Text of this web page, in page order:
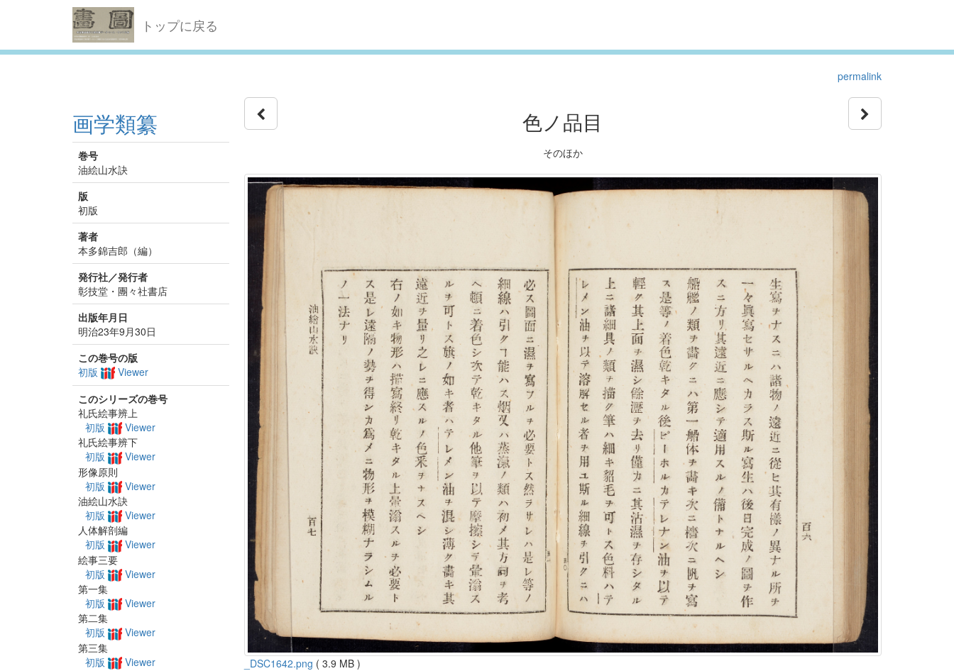
トップに戻る
permalink
画学類纂
巻号
油絵山水訣
版
初版
著者
本多錦吉郎（編）
発行社／発行者
彰技堂・團々社書店
出版年月日
明治23年9月30日
この巻号の版
初版
Viewer
このシリーズの巻号
礼氏絵事辨上
初版
Viewer
礼氏絵事辨下
初版
Viewer
形像原則
初版
Viewer
油絵山水訣
初版
Viewer
人体解剖編
初版
Viewer
絵事三要
初版
Viewer
第一集
初版
Viewer
第二集
初版
Viewer
第三集
初版
Viewer
色ノ品目
そのほか
_DSC1642.png ( 3.9 MB )